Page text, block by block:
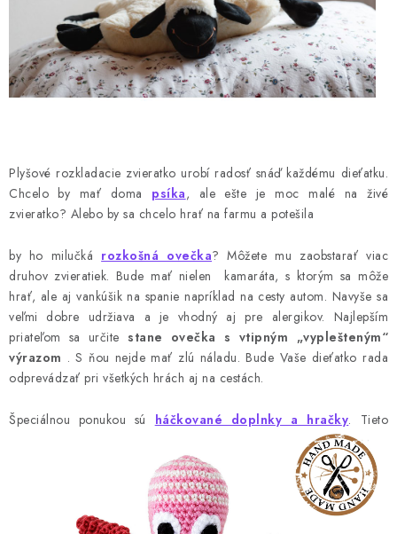
Plyšové rozkladacie zvieratko urobí radosť snáď každému dieťatku.
Chcelo by mať doma psíka, ale ešte je moc malé na živé
zvieratko? Alebo by sa chcelo hrať na farmu a potešila
by ho milučká rozkošná ovečka? Môžete mu zaobstarať viac
druhov zvieratiek. Bude mať nielen
kamaráta, s ktorým sa môže
hrať, ale aj vankúšik na spanie napríklad na cesty autom. Navyše sa
veľmi dobre udržiava a je vhodný aj pre alergikov. Najlepším
priateľom sa určitestane ovečka s vtipným „vyplešteným“
výrazom . S ňou nejde mať zlú náladu. Bude Vaše dieťatko rada
odprevádzať pri všetkých hrách aj na cestách.
Špeciálnou ponukou sú háčkované doplnky a hračky. Tieto